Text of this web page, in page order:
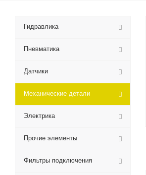
Гидравлика
Пневматика
Датчики
Механические детали
Электрика
Прочие элементы
Фильтры подключения